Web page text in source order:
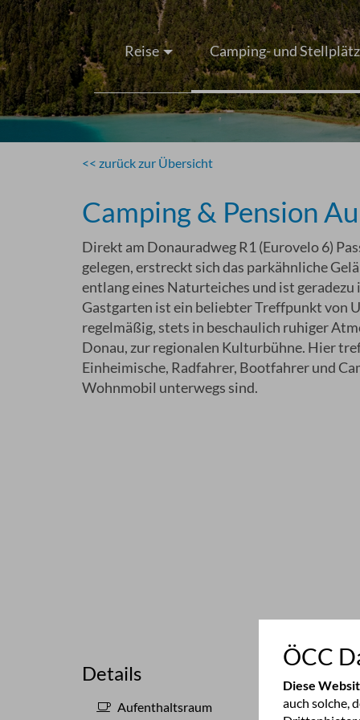
Reise Camping- und
<< zurück zur Übersicht
Camping & Pension
Direkt am Donauradweg R1 (Eurovelo 6)
gelegen, erstreckt sich das parkähnliche
entlang eines Naturteiches und ist
Gastgarten ist ein beliebter Treffpunkt von
regelmäßig, stets in beschaulich ruhiger
Donau, zur regionalen Kulturbühne. Hier
Einheimische, Radfahrer, Bootfahrer und
Wohnmobil unterwegs sind.
Details
Aufenthaltsraum
ÖCC
Diese
auch solche,